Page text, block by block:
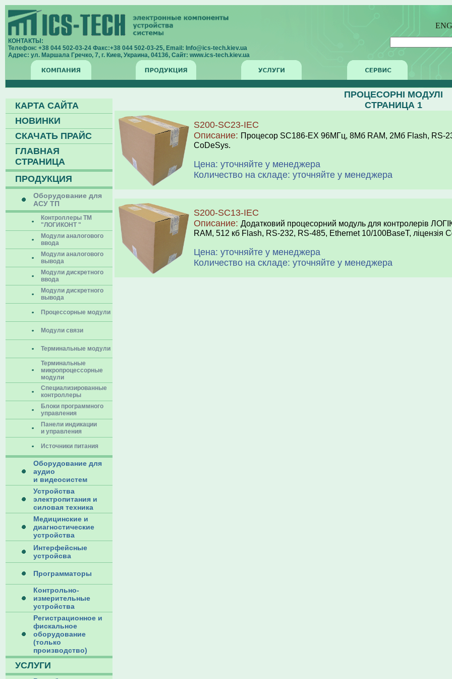
КОНТАКТЫ:
Телефон: +38 044 502-03-24 Факс:+38 044 502-03-25, Email: Info@ics-tech.kiev.ua
Адрес: ул. Маршала Гречко, 7, г. Киев, Украина, 04136, Сайт: www.ics-tech.kiev.ua
КАРТА САЙТА
НОВИНКИ
СКАЧАТЬ ПРАЙС
ГЛАВНАЯ
СТРАНИЦА
ПРОДУКЦИЯ
Оборудование для
АСУ ТП
Контроллеры ТМ
"ЛОГИКОНТ "
Модули аналогового
ввода
Модули аналогового
вывода
Модули дискретного
ввода
Модули дискретного
вывода
Процессорные модули
Модули связи
Терминальные модули
Терминальные
микропроцессорные
модули
Специализированные
контроллеры
Блоки программного
управления
Панели индикации
и управления
Источники питания
Оборудование для
аудио
и видеосистем
Устройства
электропитания и
силовая техника
Медицинские и
диагностические
устройства
Интерфейсные
устройсва
Программаторы
Контрольно-
измерительные
устройства
Регистрационное и
фискальное
оборудование
(только
производство)
УСЛУГИ
ПРОЦЕСОРНІ МОДУЛІ
СТРАНИЦА 1
S200-SC23-IEC
Описание: Процесор SC186-EX 96МГц, 8Мб RAM, 2Мб Flash, RS-
CoDeSys.
Цена: уточняйте у менеджера
Количество на складе: уточняйте у менеджера
S200-SC13-IEC
Описание: Додатковий процесорний модуль для контролерів
RAM, 512 кб Flash, RS-232, RS-485, Ethernet 10/100BaseT, ліцензія
Цена: уточняйте у менеджера
Количество на складе: уточняйте у менеджера